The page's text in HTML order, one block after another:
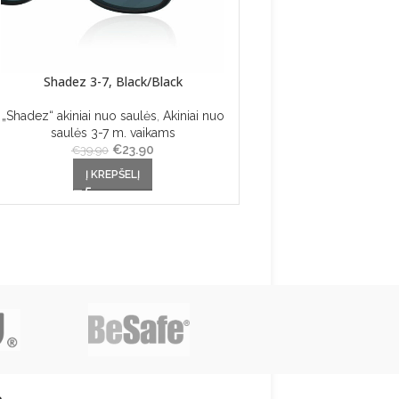
Shadez 3-7, Black/Black
„Shadez“ akiniai nuo saulės, Akiniai nuo
saulės 3-7 m. vaikams
€39.90 Original price was:
€23.90
Į KREPŠELĮ